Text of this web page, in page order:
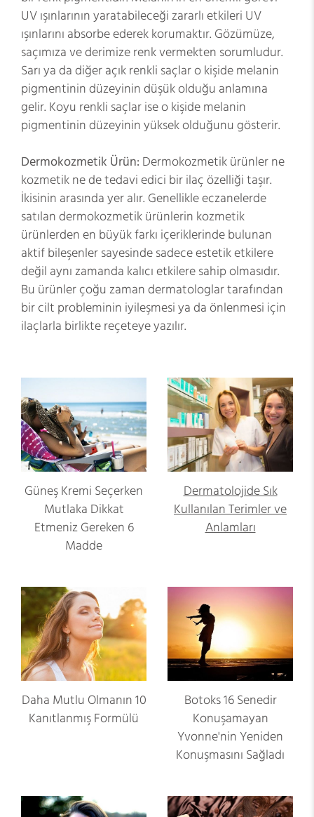
UV ışınlarının yaratabileceği zararlı etkileri UV
ışınlarını absorbe ederek korumaktır. Gözümüze,
saçımıza ve derimize renk vermekten sorumludur.
Sarı ya da diğer açık renkli saçlar o kişide melanin
pigmentinin düzeyinin düşük olduğu anlamına
gelir. Koyu renkli saçlar ise o kişide melanin
pigmentinin düzeyinin yüksek olduğunu gösterir.
Dermokozmetik Ürün: Dermokozmetik ürünler ne
kozmetik ne de tedavi edici bir ilaç özelliği taşır.
İkisinin arasında yer alır. Genellikle eczanelerde
satılan dermokozmetik ürünlerin kozmetik
ürünlerden en büyük farkı içeriklerinde bulunan
aktif bileşenler sayesinde sadece estetik etkilere
değil aynı zamanda kalıcı etkilere sahip olmasıdır.
Bu ürünler çoğu zaman dermatologlar tarafından
bir cilt probleminin iyileşmesi ya da önlenmesi için
ilaçlarla birlikte reçeteye yazılır.
Güneş Kremi Seçerken
Mutlaka Dikkat
Etmeniz Gereken 6
Madde
Dermatolojide Sık
Kullanılan Terimler ve
Anlamları
Daha Mutlu Olmanın 10
Kanıtlanmış Formülü
Botoks 16 Senedir
Konuşamayan
Yvonne'nin Yeniden
Konuşmasını Sağladı